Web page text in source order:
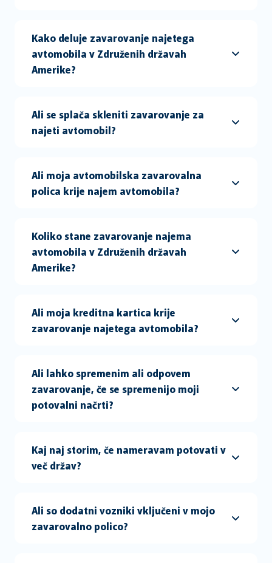
Kako deluje zavarovanje najetega
avtomobila v Združenih državah
Amerike?
Ali se splača skleniti zavarovanje za
najeti avtomobil?
Ali moja avtomobilska zavarovalna
polica krije najem avtomobila?
Koliko stane zavarovanje najema
avtomobila v Združenih državah
Amerike?
Ali moja kreditna kartica krije
zavarovanje najetega avtomobila?
Ali lahko spremenim ali odpovem
zavarovanje, če se spremenijo moji
potovalni načrti?
Kaj naj storim, če nameravam potovati v
več držav?
Ali so dodatni vozniki vključeni v mojo
zavarovalno polico?